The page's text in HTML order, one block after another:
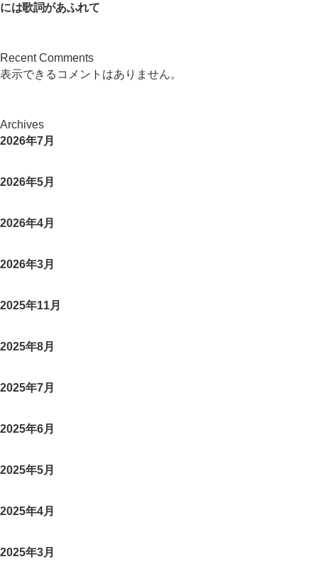
には歌詞があふれて
Recent Comments
表示できるコメントはありません。
Archives
2026年7月
2026年5月
2026年4月
2026年3月
2025年11月
2025年8月
2025年7月
2025年6月
2025年5月
2025年4月
2025年3月